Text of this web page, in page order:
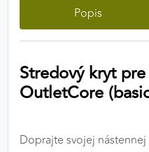
Popis
Stredový kryt
OutletCore
Doprajte svojej
výkon a funkčnosť
Poskytovateľ: